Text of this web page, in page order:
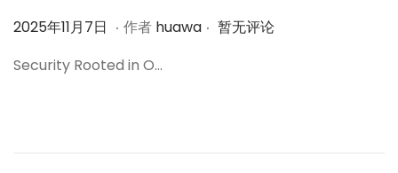
作
2025年11月7日 2
2
. 作者 huawa . 暂无评论
Security Rooted in O…